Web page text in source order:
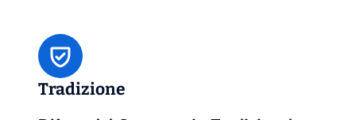
Tradizione